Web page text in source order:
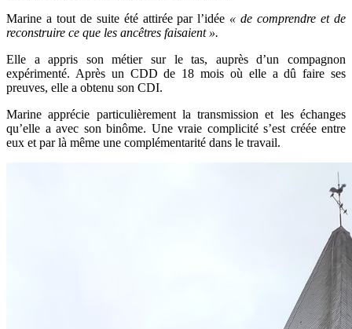
Marine a tout de suite été attirée par l’idée « de comprendre et de
reconstruire ce que les ancêtres faisaient ».
Elle a appris son métier sur le tas, auprès d’un compagnon
expérimenté. Après un CDD de 18 mois où elle a dû faire ses
preuves, elle a obtenu son CDI.
Marine apprécie particulièrement la transmission et les échanges
qu’elle a avec son binôme. Une vraie complicité s’est créée entre
eux et par là même une complémentarité dans le travail.